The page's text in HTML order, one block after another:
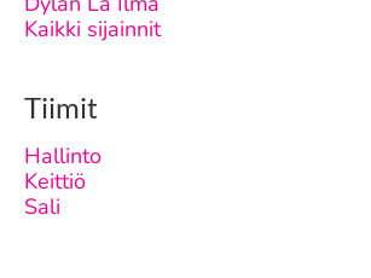
Kaikki sijainnit
Tiimit
Hallinto
Keittiö
Sali